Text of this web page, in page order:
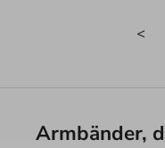
<
Armbänder,